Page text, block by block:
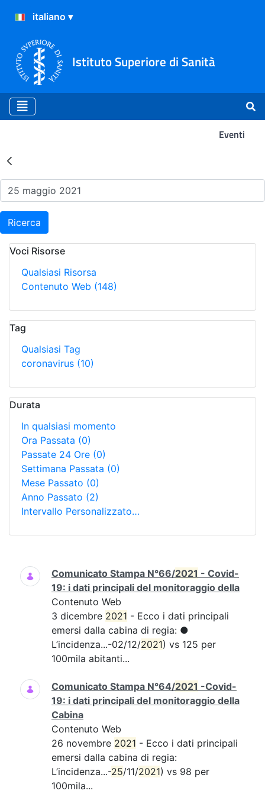
Istituto Superiore di Sanità
Eventi
Risultati della Ricerca -
Ricerca
Voci Risorse
Qualsiasi Risorsa
Contenuto Web (148)
Tag
Qualsiasi Tag
coronavirus (10)
Durata
In qualsiasi momento
Ora Passata (0)
Passate 24 Ore (0)
Settimana Passata (0)
Mese Passato (0)
Anno Passato (2)
Intervallo Personalizzato…
Ricerca
Comunicato Stampa N°66/2021 - Covid-
19: i dati principali del monitoraggio della
Contenuto Web
3 dicembre 2021 - Ecco i dati principali
emersi dalla cabina di regia: ●
L’incidenza...-02/12/2021) vs 125 per
100mila abitanti...
Comunicato Stampa N°64/2021 -Covid-
19: i dati principali del monitoraggio della
Cabina
Contenuto Web
26 novembre 2021 - Ecco i dati principali
emersi dalla cabina di regia:
L’incidenza...-25/11/2021) vs 98 per
100mila...